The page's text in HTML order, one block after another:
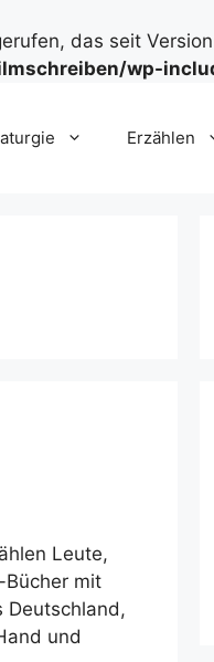
das seit
wp-
Erzählen
Leute,
mit
Deutschland,
und